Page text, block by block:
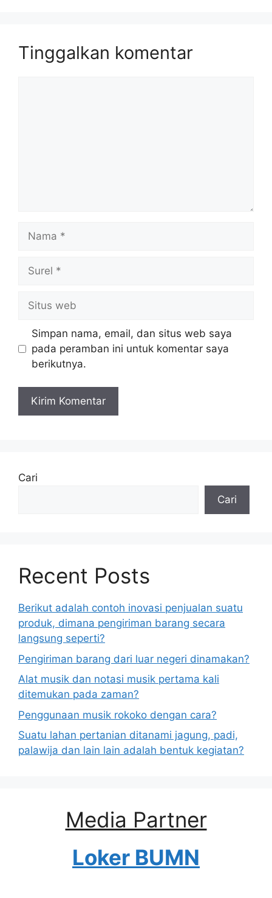
Tinggalkan komentar
web
Simpan nama, email, dan situs web saya
pada peramban ini untuk komentar saya
berikutnya.
Cari
Cari
Recent Posts
Berikut adalah contoh inovasi penjualan suatu
produk, dimana pengiriman barang secara
langsung seperti?
Pengiriman barang dari luar negeri dinamakan?
Alat musik dan notasi musik pertama kali
ditemukan pada zaman?
Penggunaan musik rokoko dengan cara?
Suatu lahan pertanian ditanami jagung, padi,
palawija dan lain lain adalah bentuk kegiatan?
Media Partner
Loker BUMN